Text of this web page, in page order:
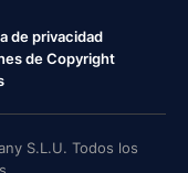
de privacidad
de Copyright
S.L.U. Todos los